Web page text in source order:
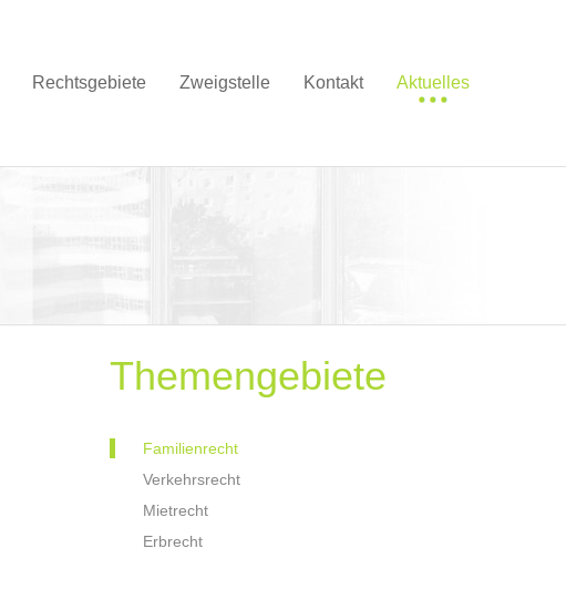
Rechtsgebiete Zweigstelle Kontakt Aktuelles
Themengebiete
Familienrecht
Verkehrsrecht
Mietrecht
Erbrecht